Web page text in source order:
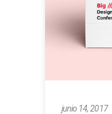
junio 14, 2017